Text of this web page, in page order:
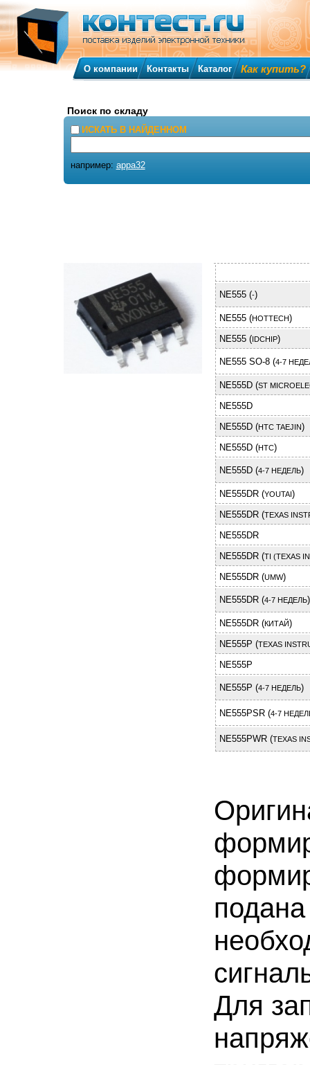
NE555 (-)
NE555 (HOTTECH)
NE555 (IDCHIP)
NE555 SO-8 (4-7
NE555D (ST
NE555D
NE555D (HTC TAEJIN)
NE555D (HTC)
NE555D (4-7 НЕДЕЛЬ)
NE555DR (YOUTAI)
NE555DR (TEXAS
NE555DR
NE555DR (TI (TEXAS
NE555DR (UMW)
NE555DR (4-7 НЕДЕЛЬ)
NE555DR (КИТАЙ)
NE555P (TEXAS
NE555P
NE555P (4-7 НЕДЕЛЬ)
NE555PSR (4-7
NE555PWR (TEXAS
Для
О компании Контакты Каталог Как купить?
Поиск по складу
ИСКАТЬ В НАЙДЕННОМ
например: appa32